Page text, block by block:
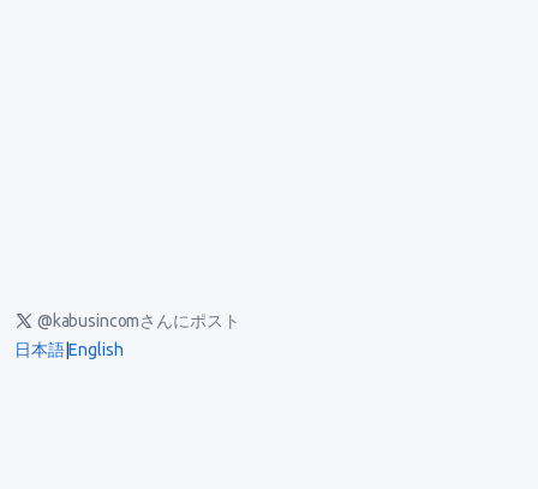
@kabusincomさんにポスト
日本語|English